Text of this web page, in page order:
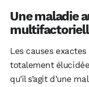
Une maladie
Les causes
totalement
qu’il s’agit d’une